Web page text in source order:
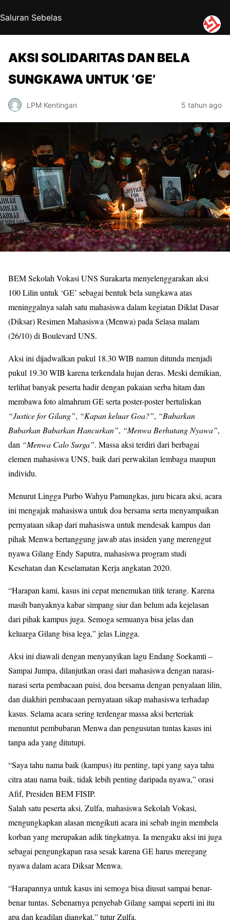
Saluran Sebelas
AKSI SOLIDARITAS DAN BELA
SUNGKAWA UNTUK ‘GE’
LPM Kentingan 5 tahun ago
BEM Sekolah Vokasi UNS Surakarta menyelenggarakan aksi
100 Lilin untuk ‘GE’ sebagai bentuk bela sungkawa atas
meninggalnya salah satu mahasiswa dalam kegiatan Diklat Dasar
(Diksar) Resimen Mahasiswa (Menwa) pada Selasa malam
(26/10) di Boulevard UNS.
Aksi ini dijadwalkan pukul 18.30 WIB namun ditunda menjadi
pukul 19.30 WIB karena terkendala hujan deras. Meski demikian,
terlihat banyak peserta hadir dengan pakaian serba hitam dan
membawa foto almahrum GE serta poster-poster bertuliskan
“Justice for Gilang”, “Kapan keluar Goa?”, “Bubarkan
Bubarkan Bubarkan Hancurkan”, “Menwa Berhutang Nyawa”,
dan “Menwa Calo Surga”. Massa aksi terdiri dari berbagai
elemen mahasiswa UNS, baik dari perwakilan lembaga maupun
individu.
Menurut Lingga Purbo Wahyu Pamungkas, juru bicara aksi, acara
ini mengajak mahasiswa untuk doa bersama serta menyampaikan
pernyataan sikap dari mahasiswa untuk mendesak kampus dan
pihak Menwa bertanggung jawab atas insiden yang merenggut
nyawa Gilang Endy Saputra, mahasiswa program studi
Kesehatan dan Keselamatan Kerja angkatan 2020.
“Harapan kami, kasus ini cepat menemukan titik terang. Karena
masih banyaknya kabar simpang siur dan belum ada kejelasan
dari pihak kampus juga. Semoga semuanya bisa jelas dan
keluarga Gilang bisa lega,” jelas Lingga.
Aksi ini diawali dengan menyanyikan lagu Endang Soekamti –
Sampai Jumpa, dilanjutkan orasi dari mahasiswa dengan narasi-
narasi serta pembacaan puisi, doa bersama dengan penyalaan lilin,
dan diakhiri pembacaan pernyataan sikap mahasiswa terhadap
kasus. Selama acara sering terdengar massa aksi berteriak
menuntut pembubaran Menwa dan pengusutan tuntas kasus ini
tanpa ada yang ditutupi.
“Saya tahu nama baik (kampus) itu penting, tapi yang saya tahu
citra atau nama baik, tidak lebih penting daripada nyawa,” orasi
Afif, Presiden BEM FISIP.
Salah satu peserta aksi, Zulfa, mahasiswa Sekolah Vokasi,
mengungkapkan alasan mengikuti acara ini sebab ingin membela
korban yang merupakan adik tingkatnya. Ia mengaku aksi ini juga
sebagai pengungkapan rasa sesak karena GE harus meregang
nyawa dalam acara Diksar Menwa.
“Harapannya untuk kasus ini semoga bisa diusut sampai benar-
benar tuntas. Sebenarnya penyebab Gilang sampai seperti ini itu
apa dan keadilan diangkat,” tutur Zulfa.